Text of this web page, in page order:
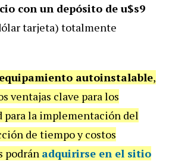
con un depósito de u$s9
tarjeta) totalmente
equipamiento autoinstalable,
ventajas clave para los
para la implementación del
de tiempo y costos
podrán adquirirse en el sitio